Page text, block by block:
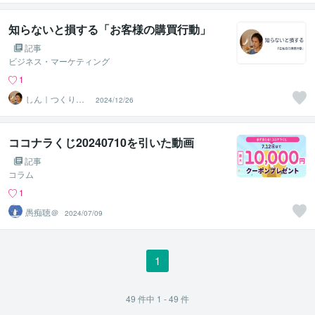
決】
知らないと損する「お客様の購買行動」
記事
ビジネス・マーケティング
1
しん｜つくり手
応援サポーター
2024/12/26
ココナラくじ20240710を引いた動画
記事
コラム
1
愚痴聴＠
2024/07/09
1
49 件中 1 - 49 件